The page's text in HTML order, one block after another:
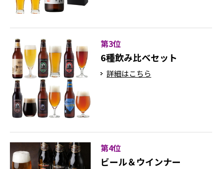
第3位
6種飲み比べセット
詳細はこちら
第4位
ビール＆ウインナー